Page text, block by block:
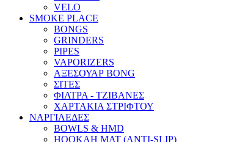
VELO
SMOKE PLACE
BONGS
GRINDERS
PIPES
VAPORIZERS
ΑΞΕΣΟΥΑΡ BONG
ΣΙΤΕΣ
ΦΙΛΤΡΑ - ΤΖΙΒΑΝΕΣ
ΧΑΡΤΑΚΙΑ ΣΤΡΙΦΤΟΥ
ΝΑΡΓΙΛΕΔΕΣ
BOWLS & HMD
HOOKAH MAT (ANTI-SLIP)